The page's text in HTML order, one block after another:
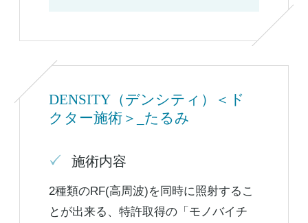
DENSITY（デンシティ）＜ド
クター施術＞_たるみ
施術内容
2種類のRF(高周波)を同時に照射するこ
とが出来る、特許取得の「モノバイチ